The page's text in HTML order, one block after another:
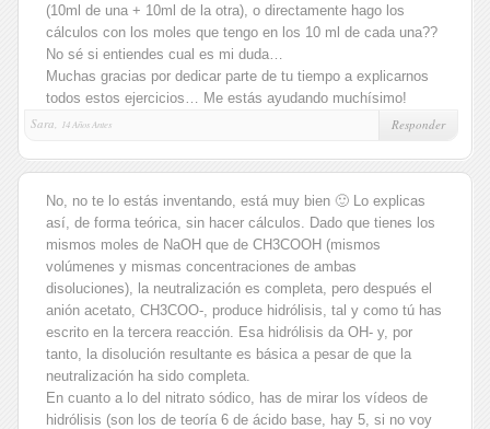
(10ml de una + 10ml de la otra), o directamente hago los
cálculos con los moles que tengo en los 10 ml de cada una??
No sé si entiendes cual es mi duda…
Muchas gracias por dedicar parte de tu tiempo a explicarnos
todos estos ejercicios… Me estás ayudando muchísimo!
Sara,
14 Años Antes Responder
No, no te lo estás inventando, está muy bien 🙂 Lo explicas
así, de forma teórica, sin hacer cálculos. Dado que tienes los
mismos moles de NaOH que de CH3COOH (mismos
volúmenes y mismas concentraciones de ambas
disoluciones), la neutralización es completa, pero después el
anión acetato, CH3COO-, produce hidrólisis, tal y como tú has
escrito en la tercera reacción. Esa hidrólisis da OH- y, por
tanto, la disolución resultante es básica a pesar de que la
neutralización ha sido completa.
En cuanto a lo del nitrato sódico, has de mirar los vídeos de
hidrólisis (son los de teoría 6 de ácido base, hay 5, si no voy